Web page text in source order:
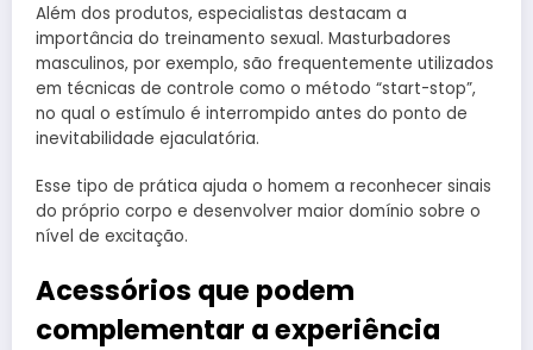
Além dos produtos, especialistas destacam a
importância do treinamento sexual. Masturbadores
masculinos, por exemplo, são frequentemente utilizados
em técnicas de controle como o método “start-stop”,
no qual o estímulo é interrompido antes do ponto de
inevitabilidade ejaculatória.
Esse tipo de prática ajuda o homem a reconhecer sinais
do próprio corpo e desenvolver maior domínio sobre o
nível de excitação.
Acessórios que podem
complementar a experiência